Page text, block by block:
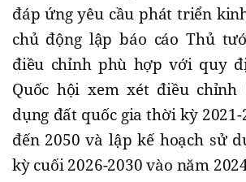
đáp ứng yêu cầu phát triển
chủ động lập báo cáo Thủ
điều chỉnh phù hợp với quy
Quốc hội xem xét điều chỉnh
dụng đất quốc gia thời kỳ
đến 2050 và lập kế hoạch sử
kỳ cuối 2026-2030 vào năm